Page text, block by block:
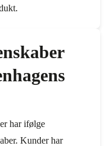
har ifølge
Kunder har